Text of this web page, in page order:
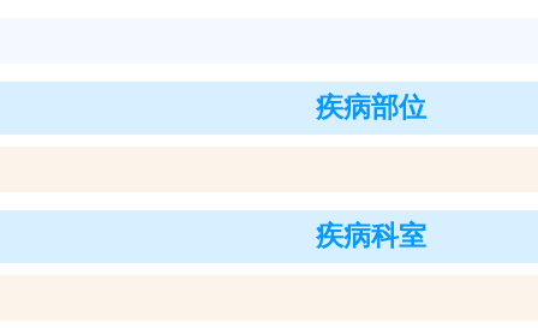
疾病部位
疾病科室